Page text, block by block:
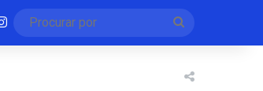
Instagram
por